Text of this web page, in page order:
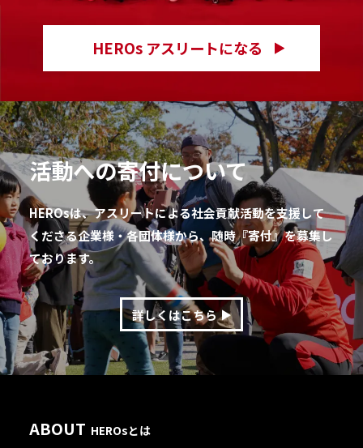
HEROs アスリートになる
活動への寄付について
HEROsは、アスリートによる社会貢献活動を支援して
くださる企業様・各団体様から、随時『寄付』を募集し
ております。
詳しくはこちら
ABOUT HEROsとは